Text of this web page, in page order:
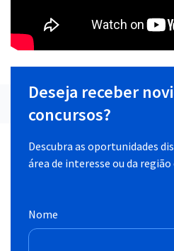
Deseja receber
concursos?
Descubra as oportunidades
área de interesse ou da
Nome